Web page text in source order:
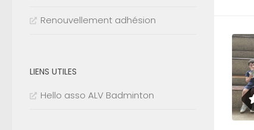
Renouvellement adhésion
LIENS UTILES
Hello asso ALV Badminton